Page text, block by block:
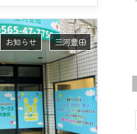
お知らせ 三河豊田